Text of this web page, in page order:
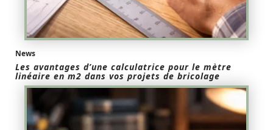
News
Les avantages d’une calculatrice pour le mètre
linéaire en m2 dans vos projets de bricolage